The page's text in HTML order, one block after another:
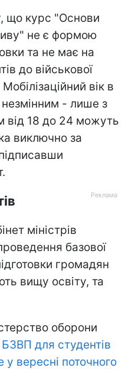
що курс "Основи
не є формою
та не має на
до військової
вік в
незмінним - лише з
від 18 до 24 можуть
виключно за
міністрів
базової
громадян
вищу освіту, та
оборони
БЗВП для студентів
вересні поточного